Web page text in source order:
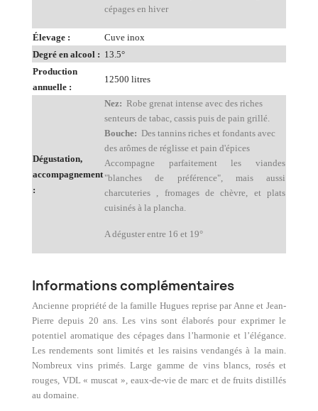
cépages en hiver
Élevage :
Cuve inox
Degré en alcool : 13.5°
Production
annuelle :
12500 litres
Dégustation,
accompagnement
:
Nez: Robe grenat intense avec des riches
senteurs de tabac, cassis puis de pain grillé.
Bouche: Des tannins riches et fondants avec
des arômes de réglisse et pain d'épices
Accompagne parfaitement les viandes
"blanches de préférence", mais aussi
charcuteries , fromages de chèvre, et plats
cuisinés à la plancha.
A déguster entre 16 et 19°
Informations complémentaires
Ancienne propriété de la famille Hugues reprise par Anne et Jean-
Pierre depuis 20 ans. Les vins sont élaborés pour exprimer le
potentiel aromatique des cépages dans l’harmonie et l’élégance.
Les rendements sont limités et les raisins vendangés à la main.
Nombreux vins primés. Large gamme de vins blancs, rosés et
rouges, VDL « muscat », eaux-de-vie de marc et de fruits distillés
au domaine.